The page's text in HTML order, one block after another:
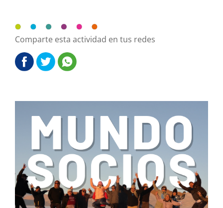
Comparte esta actividad en tus redes